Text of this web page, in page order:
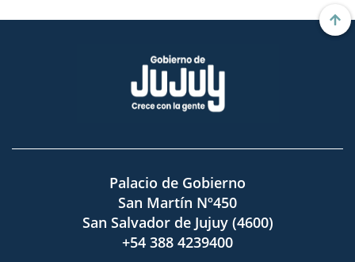
Palacio de Gobierno
San Martín Nº450
San Salvador de Jujuy (4600)
+54 388 4239400